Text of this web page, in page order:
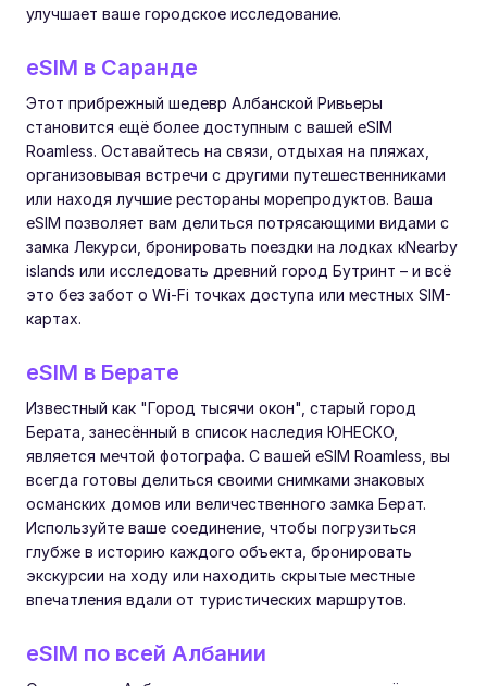
улучшает ваше городское исследование.
eSIM в Саранде
Этот прибрежный шедевр Албанской Ривьеры
становится ещё более доступным с вашей eSIM
Roamless. Оставайтесь на связи, отдыхая на пляжах,
организовывая встречи с другими путешественниками
или находя лучшие рестораны морепродуктов. Ваша
eSIM позволяет вам делиться потрясающими видами с
замка Лекурси, бронировать поездки на лодках кNearby
islands или исследовать древний город Бутринт – и всё
это без забот о Wi-Fi точках доступа или местных SIM-
картах.
eSIM в Берате
Известный как "Город тысячи окон", старый город
Берата, занесённый в список наследия ЮНЕСКО,
является мечтой фотографа. С вашей eSIM Roamless, вы
всегда готовы делиться своими снимками знаковых
османских домов или величественного замка Берат.
Используйте ваше соединение, чтобы погрузиться
глубже в историю каждого объекта, бронировать
экскурсии на ходу или находить скрытые местные
впечатления вдали от туристических маршрутов.
eSIM по всей Албании